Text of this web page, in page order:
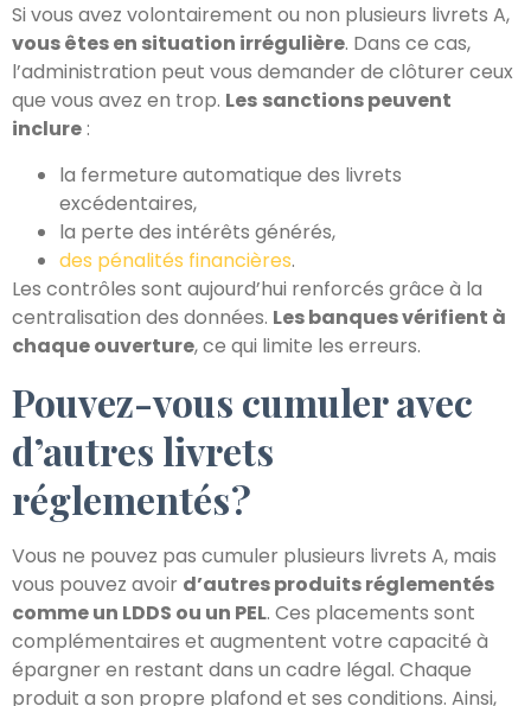
Si vous avez volontairement ou non plusieurs livrets A,
vous êtes en situation irrégulière. Dans ce cas,
l’administration peut vous demander de clôturer ceux
que vous avez en trop. Les sanctions peuvent
inclure :
la fermeture automatique des livrets
excédentaires,
la perte des intérêts générés,
des pénalités financières.
Les contrôles sont aujourd’hui renforcés grâce à la
centralisation des données. Les banques vérifient à
chaque ouverture, ce qui limite les erreurs.
Pouvez-vous cumuler avec
d’autres livrets
réglementés ?
Vous ne pouvez pas cumuler plusieurs livrets A, mais
vous pouvez avoir d’autres produits réglementés
comme un LDDS ou un PEL. Ces placements sont
complémentaires et augmentent votre capacité à
épargner en restant dans un cadre légal. Chaque
produit a son propre plafond et ses conditions. Ainsi,